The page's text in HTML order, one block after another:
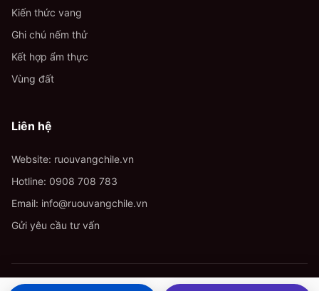
Kiến thức vang
Ghi chú nếm thử
Kết hợp ẩm thực
Vùng đất
Liên hệ
Website: ruouvangchile.vn
Hotline: 0908 708 783
Email: info@ruouvangchile.vn
Gửi yêu cầu tư vấn
© 2026 ruouvangchile.vn. All rights reserved.